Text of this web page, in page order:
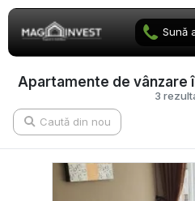
Sună
3
Apartamente de vânzare
Caută din nou